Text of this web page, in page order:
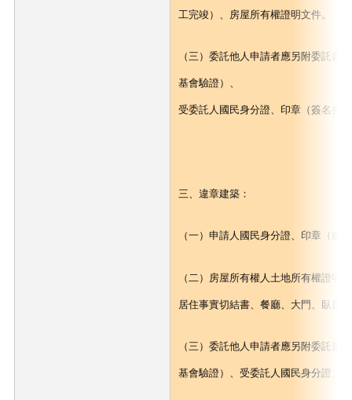
工完竣）、房屋所有權證明文件。
（三）委託他人申請者應另附委託書
基會驗證）、
受委託人國民身分證、印章（簽名亦
三、違章建築：
（一）申請人國民身分證、印章（或
（二）房屋所有權人土地所有權證明
居住事實切結書、餐廳、大門、臥房
（三）委託他人申請者應另附委託書
基會驗證）、受委託人國民身分證、